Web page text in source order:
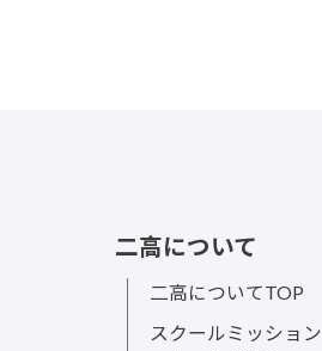
二高について
二高についてTOP
スクールミッション